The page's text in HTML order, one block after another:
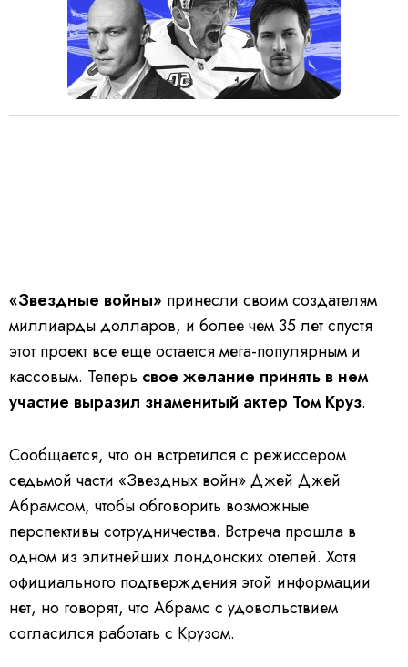
«Звездные войны» принесли своим создателям
миллиарды долларов, и более чем 35 лет спустя
этот проект все еще остается мега-популярным и
кассовым. Теперь свое желание принять в нем
участие выразил знаменитый актер Том Круз.
Сообщается, что он встретился с режиссером
седьмой части «Звездных войн» Джей Джей
Абрамсом, чтобы обговорить возможные
перспективы сотрудничества. Встреча прошла в
одном из элитнейших лондонских отелей. Хотя
официального подтверждения этой информации
нет, но говорят, что Абрамс с удовольствием
согласился работать с Крузом.